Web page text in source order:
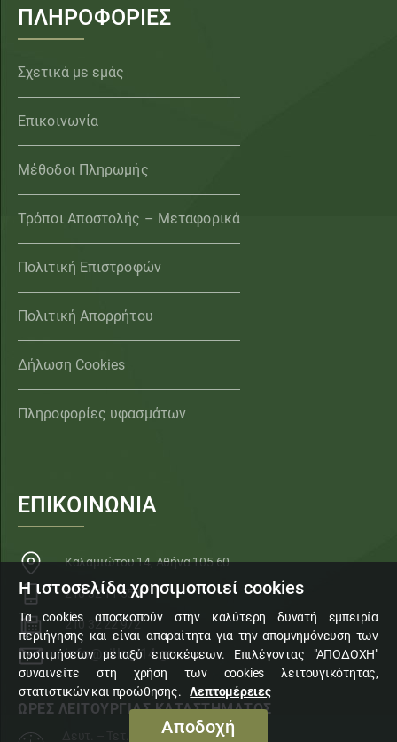
ΠΛΗΡΟΦΟΡΙΕΣ
Σχετικά με εμάς
Επικοινωνία
Μέθοδοι Πληρωμής
Τρόποι Αποστολής – Μεταφορικά
Πολιτική Επιστροφών
Πολιτική Απορρήτου
Δήλωση Cookies
Πληροφορίες υφασμάτων
ΕΠΙΚΟΙΝΩΝΙΑ
Καλαμιώτου 14, Αθήνα 105 60
210 32 11 553
210 32 22 972
info@sillogi14.gr
ΩΡΕΣ ΛΕΙΤΟΥΡΓΙΑΣ ΚΑΤΑΣΤΗΜΑΤΟΣ
Δευτ. – Τετ. – Σάβ. 10:00 – 15:00
Η ιστοσελίδα χρησιμοποιεί cookies
Τα cookies αποσκοπούν στην καλύτερη δυνατή εμπειρία
περιήγησης και είναι απαραίτητα για την απομνημόνευση των
προτιμήσεων μεταξύ επισκέψεων. Επιλέγοντας "ΑΠΟΔΟΧΗ"
συναινείτε στη χρήση των cookies λειτουγικότητας,
στατιστικών και προώθησης.
Λεπτομέρειες
Αποδοχή